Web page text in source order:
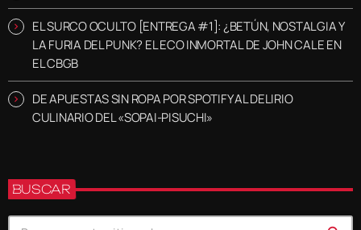
EL SURCO OCULTO [ENTREGA #1]: ¿BETÚN, NOSTALGIA Y
LA FURIA DEL PUNK? EL ECO INMORTAL DE JOHN CALE EN
EL CBGB
DE APUESTAS SIN ROPA POR SPOTIFY AL DELIRIO
CULINARIO DEL «SOPAI-PISUCHI»
BUSCAR